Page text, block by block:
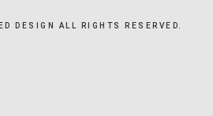
DESIGN ALL RIGHTS RESERVED.